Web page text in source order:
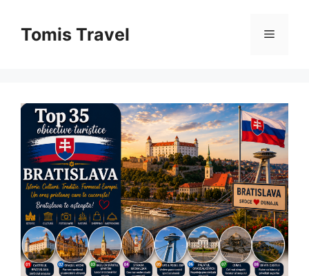
conținutTomis Travel Meniu